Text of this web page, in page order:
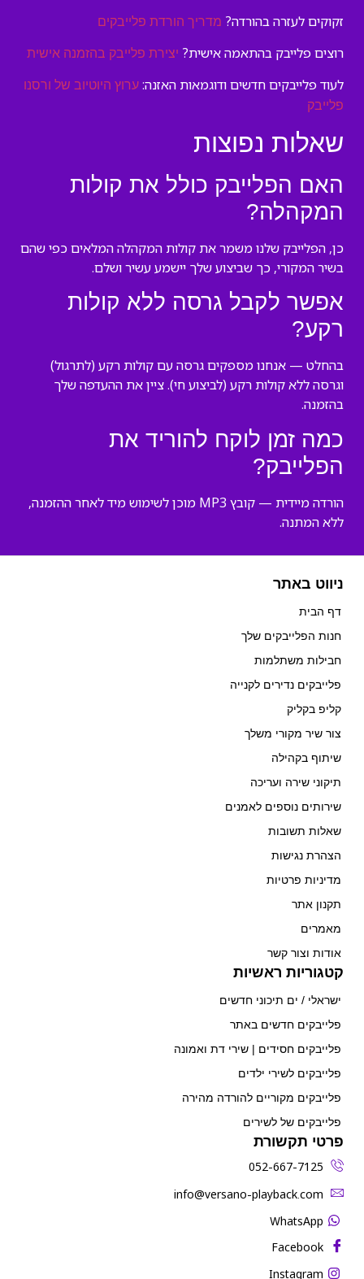
זקוקים לעזרה בהורדה? מדריך הורדת פלייבקים
רוצים פלייבק בהתאמה אישית? יצירת פלייבק בהזמנה אישית
לעוד פלייבקים חדשים ודוגמאות האזנה: ערוץ היוטיוב של ורסנו
פלייבק
שאלות נפוצות
האם הפלייבק כולל את קולות
המקהלה?
כן, הפלייבק שלנו משמר את קולות המקהלה המלאים כפי שהם
בשיר המקורי, כך שביצוע שלך יישמע עשיר ושלם.
אפשר לקבל גרסה ללא קולות
רקע?
בהחלט — אנחנו מספקים גרסה עם קולות רקע (לתרגול)
וגרסה ללא קולות רקע (לביצוע חי). ציין את ההעדפה שלך
בהזמנה.
כמה זמן לוקח להוריד את
הפלייבק?
הורדה מיידית — קובץ MP3 מוכן לשימוש מיד לאחר ההזמנה,
ללא המתנה.
ניווט באתר
דף הבית
חנות הפלייבקים שלך
חבילות משתלמות
פלייבקים נדירים לקנייה
קליפ בקליק
צור שיר מקורי משלך
שיתוף בקהילה
תיקוני שירה ועריכה
שירותים נוספים לאמנים
שאלות תשובות
הצהרת נגישות
מדיניות פרטיות
תקנון אתר
מאמרים
אודות וצור קשר
קטגוריות ראשיות
ישראלי / ים תיכוני חדשים
פלייבקים חדשים באתר
פלייבקים חסידים | שירי דת ואמונה
פלייבקים לשירי ילדים
פלייבקים מקוריים להורדה מהירה
פלייבקים של לשירים
פרטי תקשורת
052-667-7125
‫info@versano-playback.com‬
WhatsApp
Facebook
Instagram